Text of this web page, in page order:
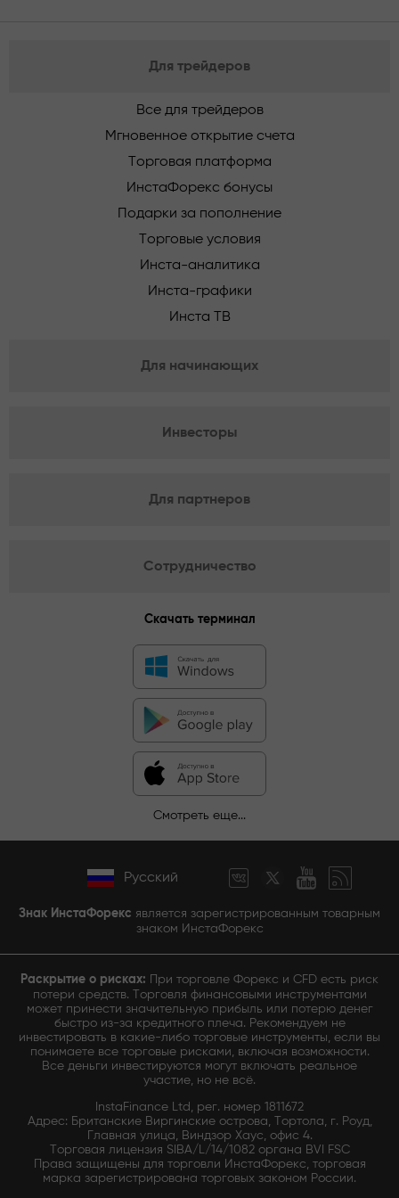
Для трейдеров
Все для трейдеров
Мгновенное открытие счета
Торговая платформа
ИнстаФорекс бонусы
Подарки за пополнение
Торговые условия
Инста-аналитика
Инста-графики
Инста ТВ
Для начинающих
Инвесторы
Для партнеров
Сотрудничество
Скачать терминал
Смотреть еще...
Русский
Знак ИнстаФорекс является зарегистрированным товарным
знаком ИнстаФорекс
Раскрытие о рисках: При торговле Форекс и CFD есть риск
потери средств. Торговля финансовыми инструментами
может принести значительную прибыль или потерю денег
быстро из-за кредитного плеча. Рекомендуем не
инвестировать в какие-либо торговые инструменты, если вы
понимаете все торговые рисками, включая возможности.
Все деньги инвестируются могут включать реальное
участие, но не всё.
InstaFinance Ltd, рег. номер 1811672
Адрес: Британские Виргинские острова, Тортола, г. Роуд,
Главная улица, Виндзор Хаус, офис 4.
Торговая лицензия SIBA/L/14/1082 органа BVI FSC
Права защищены для торговли ИнстаФорекс, торговая
марка зарегистрирована торговых законом России.